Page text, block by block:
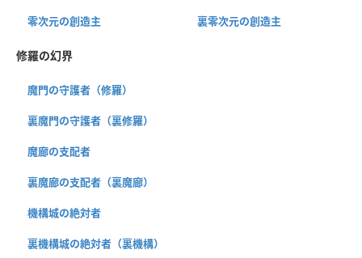
零次元の創造主 裏零次元の創造主
修羅の幻界
魔門の守護者（修羅）
裏魔門の守護者（裏修羅）
魔廊の支配者
裏魔廊の支配者（裏魔廊）
機構城の絶対者
裏機構城の絶対者（裏機構）